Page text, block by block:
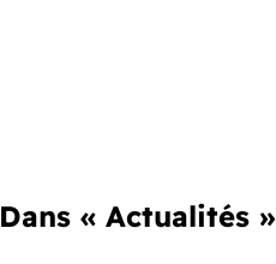
Dans « Actualités »